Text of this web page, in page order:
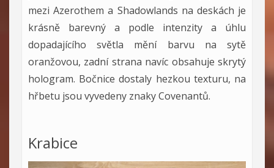
mezi Azerothem a Shadowlands na deskách je
krásně barevný a podle intenzity a úhlu
dopadajícího světla mění barvu na sytě
oranžovou, zadní strana navíc obsahuje skrytý
hologram. Bočnice dostaly hezkou texturu, na
hřbetu jsou vyvedeny znaky Covenantů.
Krabice